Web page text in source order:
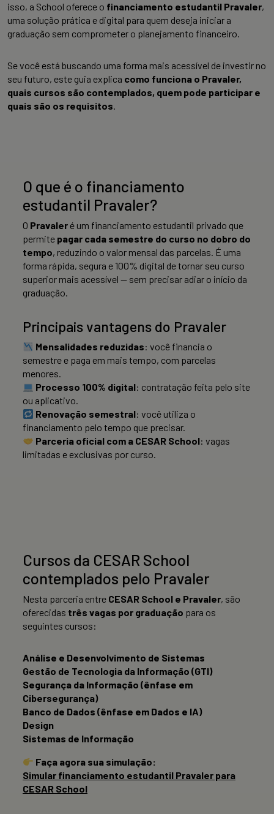
isso, a School oferece o financiamento estudantil Pravaler,
uma solução prática e digital para quem deseja iniciar a
graduação sem comprometer o planejamento financeiro.
Se você está buscando uma forma mais acessível de investir no
seu futuro, este guia explica como funciona o Pravaler,
quais cursos são contemplados, quem pode participar e
quais são os requisitos.
O que é o financiamento
estudantil Pravaler?
O Pravaler é um financiamento estudantil privado que
permite pagar cada semestre do curso no dobro do
tempo, reduzindo o valor mensal das parcelas. É uma
forma rápida, segura e 100% digital de tornar seu curso
superior mais acessível — sem precisar adiar o início da
graduação.
Principais vantagens do Pravaler
Mensalidades reduzidas: você financia o
semestre e paga em mais tempo, com parcelas
menores.
Processo 100% digital: contratação feita pelo site
ou aplicativo.
Renovação semestral: você utiliza o
financiamento pelo tempo que precisar.
Parceria oficial com a CESAR School: vagas
limitadas e exclusivas por curso.
Cursos da CESAR School
contemplados pelo Pravaler
Nesta parceria entre CESAR School e Pravaler, são
oferecidas três vagas por graduação para os
seguintes cursos:
Análise e Desenvolvimento de Sistemas
Gestão de Tecnologia da Informação (GTI)
Segurança da Informação (ênfase em
Cibersegurança)
Banco de Dados (ênfase em Dados e IA)
Design
Sistemas de Informação
Faça agora sua simulação:
Simular financiamento estudantil Pravaler para
CESAR School